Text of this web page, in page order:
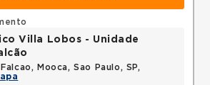
Villa Lobos - Unidade
Mooca, Sao Paulo, SP,